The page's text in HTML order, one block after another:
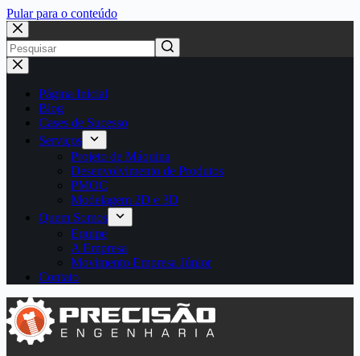
Pular para o conteúdo
Página Inicial
Blog
Cases de Sucesso
Serviços
Projeto de Máquina
Desenvolvimento de Produtos
PMOC
Modelagem 2D e 3D
Quem Somos
Equipe
A Empresa
Movimento Empresa Júnior
Contato